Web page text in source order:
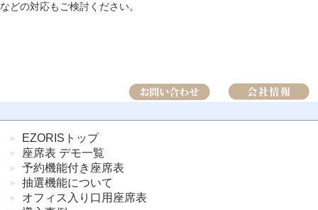
などの対応もご検討ください。
EZORISトップ
座席表 デモ一覧
予約機能付き座席表
抽選機能について
オフィス入り口用座席表